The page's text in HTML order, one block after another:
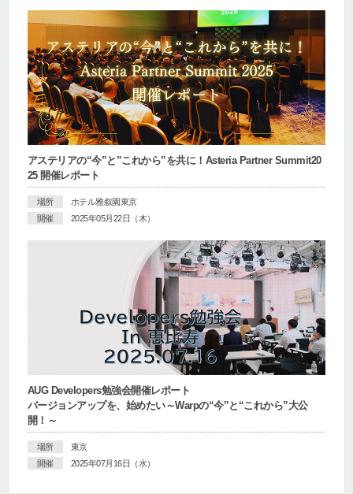
アステリアの“今”と”これから”を共に！Asteria Partner Summit20
25 開催レポート
場所
ホテル雅叙園東京
開催
2025年05月22日（木）
AUG Developers勉強会開催レポート
バージョンアップを、始めたい～Warpの“今”と“これから”大公
開！～
場所
東京
開催
2025年07月16日（水）